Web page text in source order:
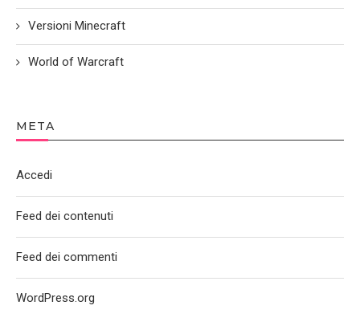
Versioni Minecraft
World of Warcraft
META
Accedi
Feed dei contenuti
Feed dei commenti
WordPress.org